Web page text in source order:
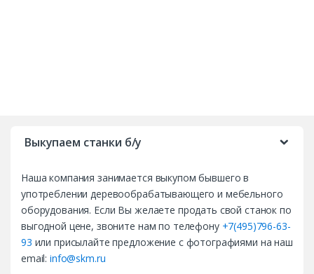
Выкупаем станки б/у
Наша компания занимается выкупом бывшего в
употреблении деревообрабатывающего и мебельного
оборудования. Если Вы желаете продать свой станок по
выгодной цене, звоните нам по телефону +7(495)796-63-
93 или присылайте предложение с фотографиями на наш
email:info@skm.ru